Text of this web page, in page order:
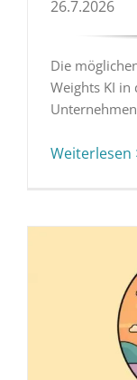
26.7.2026
Die
Weights KI in
Weiterlesen